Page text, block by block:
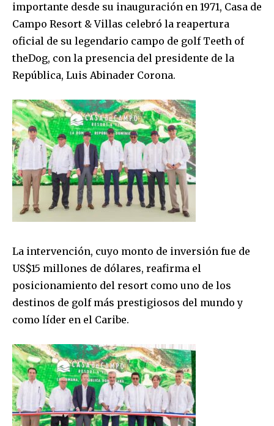
importante desde su inauguración en 1971, Casa de
Campo Resort & Villas celebró la reapertura
oficial de su legendario campo de golf Teeth of
theDog, con la presencia del presidente de la
República, Luis Abinader Corona.
La intervención, cuyo monto de inversión fue de
US$15 millones de dólares, reafirma el
posicionamiento del resort como uno de los
destinos de golf más prestigiosos del mundo y
como líder en el Caribe.